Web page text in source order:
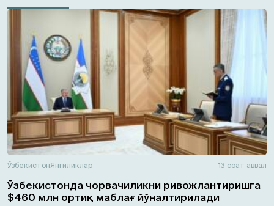
ЎзбекистонЯнгиликлар 13 соат аввал
Ўзбекистонда чорвачиликни ривожлантиришга
$460 млн ортиқ маблағ йўналтирилади